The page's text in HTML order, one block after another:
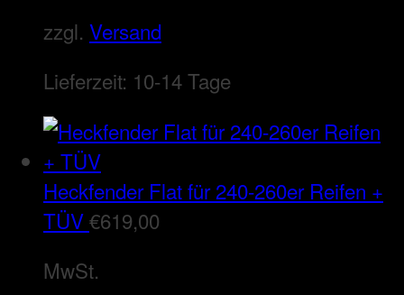
zzgl. Versand
Lieferzeit: 10-14 Tage
Heckfender Flat für 240-260er Reifen +
TÜV€619,00
MwSt.